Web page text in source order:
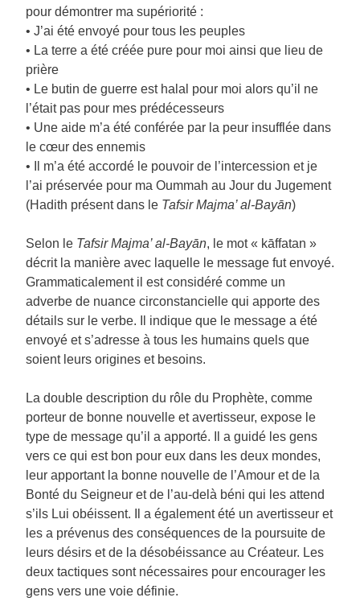
pour démontrer ma supériorité :
• J’ai été envoyé pour tous les peuples
• La terre a été créée pure pour moi ainsi que lieu de
prière
• Le butin de guerre est halal pour moi alors qu’il ne
l’était pas pour mes prédécesseurs
• Une aide m’a été conférée par la peur insufflée dans
le cœur des ennemis
• Il m’a été accordé le pouvoir de l’intercession et je
l’ai préservée pour ma Oummah au Jour du Jugement
(Hadith présent dans le Tafsir Majma’ al-Bayān)
Selon le Tafsir Majma’ al-Bayān, le mot « kāffatan »
décrit la manière avec laquelle le message fut envoyé.
Grammaticalement il est considéré comme un
adverbe de nuance circonstancielle qui apporte des
détails sur le verbe. Il indique que le message a été
envoyé et s’adresse à tous les humains quels que
soient leurs origines et besoins.
La double description du rôle du Prophète, comme
porteur de bonne nouvelle et avertisseur, expose le
type de message qu’il a apporté. Il a guidé les gens
vers ce qui est bon pour eux dans les deux mondes,
leur apportant la bonne nouvelle de l’Amour et de la
Bonté du Seigneur et de l’au-delà béni qui les attend
s’ils Lui obéissent. Il a également été un avertisseur et
les a prévenus des conséquences de la poursuite de
leurs désirs et de la désobéissance au Créateur. Les
deux tactiques sont nécessaires pour encourager les
gens vers une voie définie.